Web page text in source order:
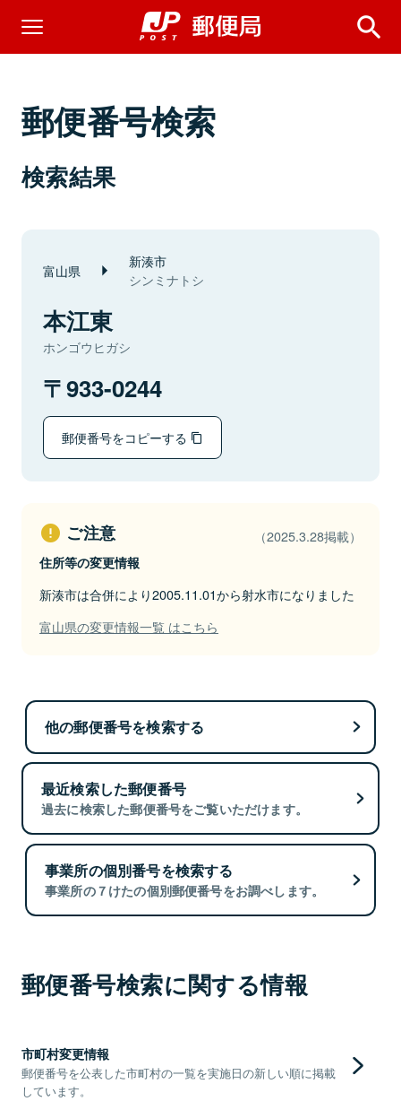
郵便番号検索
検索結果
富山県 新湊市
シンミナトシ
本江東
ホンゴウヒガシ
933-0244
郵便番号をコピーする
ご注意 （2025.3.28掲載）
住所等の変更情報
新湊市は合併により2005.11.01から射水市になりました
富山県の変更情報一覧 はこちら
他の郵便番号を検索する
最近検索した郵便番号
過去に検索した郵便番号をご覧いただけます。
事業所の個別番号を検索する
事業所の７けたの個別郵便番号をお調べします。
郵便番号検索に関する情報
市町村変更情報
郵便番号を公表した市町村の一覧を実施日の新しい順に掲載
しています。